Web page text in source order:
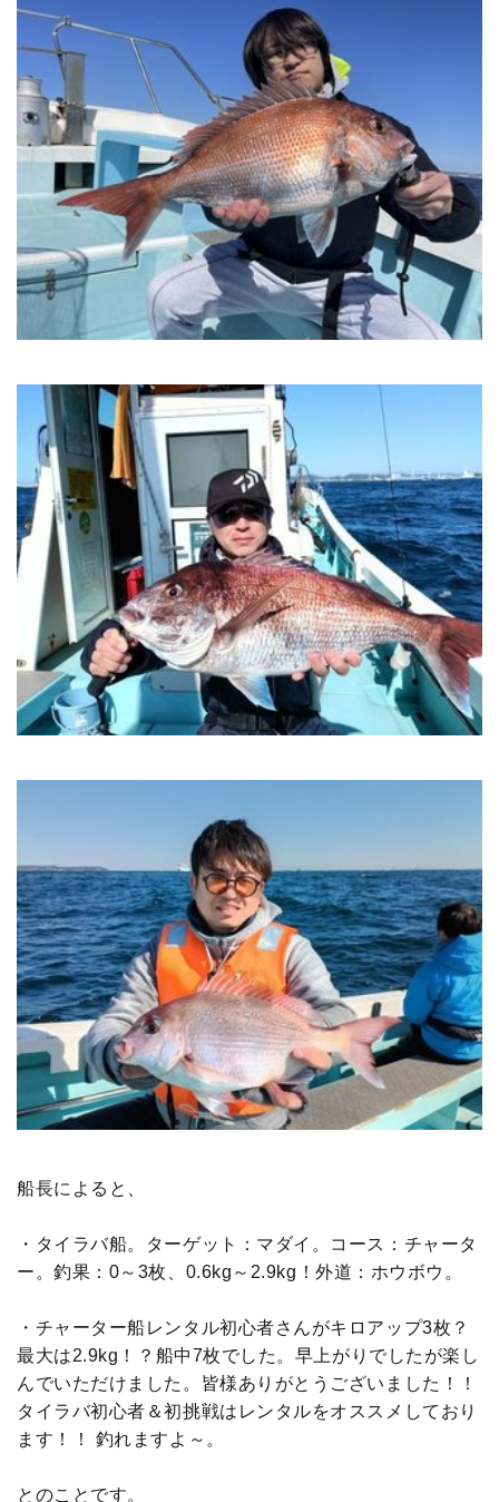
船長によると、
・タイラバ船。ターゲット：マダイ。コース：チャータ
ー。釣果：0～3枚、0.6kg～2.9kg！外道：ホウボウ。
・チャーター船レンタル初心者さんがキロアップ3枚？
最大は2.9kg！？船中7枚でした。早上がりでしたが楽し
んでいただけました。皆様ありがとうございました！！
タイラバ初心者＆初挑戦はレンタルをオススメしており
ます！！ 釣れますよ～。
とのことです。